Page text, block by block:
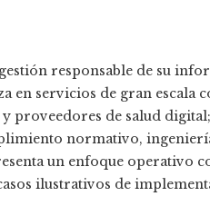
responsable de su
en servicios de gran escala
proveedores de salud
normativo,
un enfoque operativo
ilustrativos de